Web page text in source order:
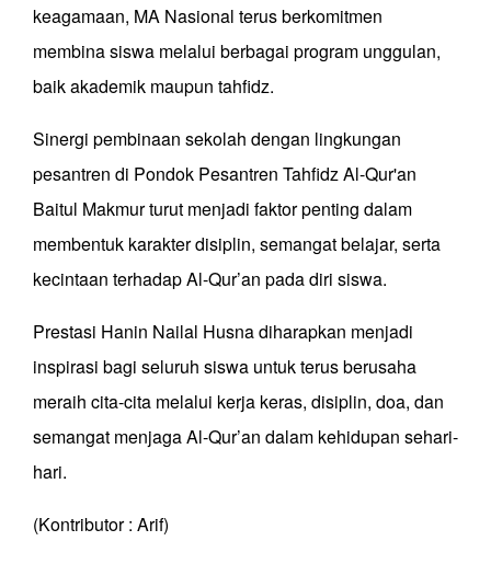
keagamaan, MA Nasional terus berkomitmen
membina siswa melalui berbagai program unggulan,
baik akademik maupun tahfidz.
Sinergi pembinaan sekolah dengan lingkungan
pesantren di Pondok Pesantren Tahfidz Al-Qur'an
Baitul Makmur turut menjadi faktor penting dalam
membentuk karakter disiplin, semangat belajar, serta
kecintaan terhadap Al-Qur’an pada diri siswa.
Prestasi Hanin Nailal Husna diharapkan menjadi
inspirasi bagi seluruh siswa untuk terus berusaha
meraih cita-cita melalui kerja keras, disiplin, doa, dan
semangat menjaga Al-Qur’an dalam kehidupan sehari-
hari.
(Kontributor : Arif)